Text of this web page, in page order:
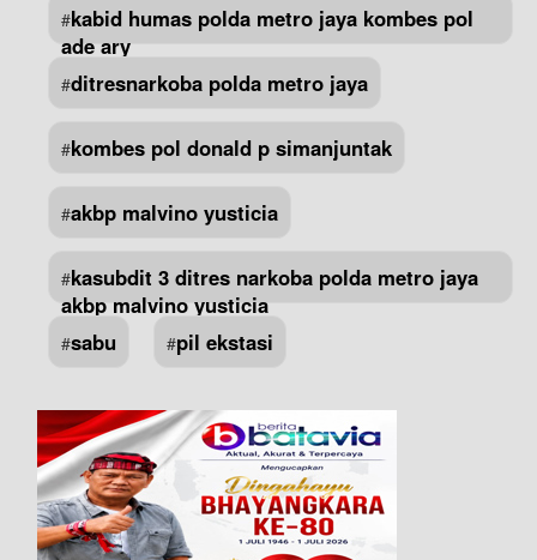
#kabid humas polda metro jaya kombes pol
ade ary
#ditresnarkoba polda metro jaya
#kombes pol donald p simanjuntak
#akbp malvino yusticia
#kasubdit 3 ditres narkoba polda metro jaya
akbp malvino yusticia
#sabu #pil ekstasi